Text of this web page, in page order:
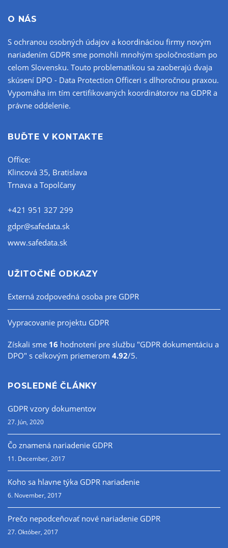
O NÁS
S ochranou osobných údajov a koordináciou firmy novým
nariadením GDPR sme pomohli mnohým spoločnostiam po
celom Slovensku. Touto problematikou sa zaoberajú dvaja
skúsení DPO - Data Protection Officeri s dlhoročnou praxou.
Vypomáha im tím certifikovaných koordinátorov na GDPR a
právne oddelenie.
BUĎTE V KONTAKTE
Office:
Klincová 35, Bratislava
Trnava a Topolčany
+421 951 327 299
gdpr@safedata.sk
www.safedata.sk
UŽITOČNÉ ODKAZY
Externá zodpovedná osoba pre GDPR
Vypracovanie projektu GDPR
Získali sme 16 hodnotení pre službu "GDPR dokumentáciu a
DPO" s celkovým priemerom 4.92/5.
POSLEDNÉ ČLÁNKY
GDPR vzory dokumentov
27. Jún, 2020
Čo znamená nariadenie GDPR
11. December, 2017
Koho sa hlavne týka GDPR nariadenie
6. November, 2017
Prečo nepodceňovať nové nariadenie GDPR
27. Október, 2017